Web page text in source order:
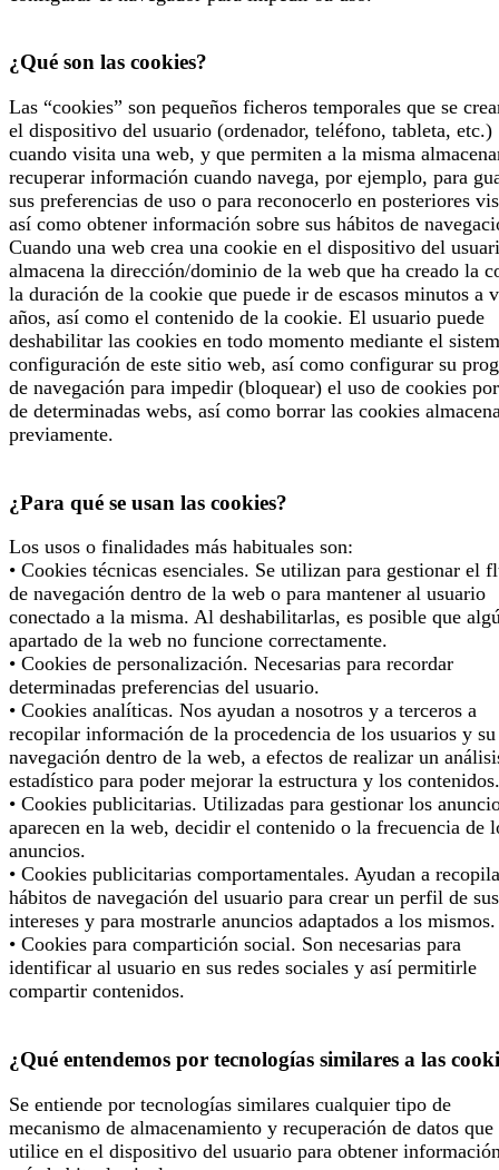
¿Qué son las cookies?
Las “cookies” son pequeños ficheros temporales que se
el dispositivo del usuario (ordenador, teléfono, tableta, etc.)
cuando visita una web, y que permiten a la misma
recuperar información cuando navega, por ejemplo, para
sus preferencias de uso o para reconocerlo en posteriores
así como obtener información sobre sus hábitos de
Cuando una web crea una cookie en el dispositivo del
almacena la dirección/dominio de la web que ha creado la
la duración de la cookie que puede ir de escasos minutos a
años, así como el contenido de la cookie. El usuario puede
deshabilitar las cookies en todo momento mediante el
configuración de este sitio web, así como configurar su
de navegación para impedir (bloquear) el uso de cookies
de determinadas webs, así como borrar las cookies
previamente.
¿Para qué se usan las cookies?
Los usos o finalidades más habituales son:
• Cookies técnicas esenciales. Se utilizan para gestionar el
de navegación dentro de la web o para mantener al usuario
conectado a la misma. Al deshabilitarlas, es posible que
apartado de la web no funcione correctamente.
• Cookies de personalización. Necesarias para recordar
determinadas preferencias del usuario.
• Cookies analíticas. Nos ayudan a nosotros y a terceros a
recopilar información de la procedencia de los usuarios y su
navegación dentro de la web, a efectos de realizar un
estadístico para poder mejorar la estructura y los contenidos.
• Cookies publicitarias. Utilizadas para gestionar los
aparecen en la web, decidir el contenido o la frecuencia de
anuncios.
• Cookies publicitarias comportamentales. Ayudan a
hábitos de navegación del usuario para crear un perfil de sus
intereses y para mostrarle anuncios adaptados a los mismos.
• Cookies para compartición social. Son necesarias para
identificar al usuario en sus redes sociales y así permitirle
compartir contenidos.
¿Qué entendemos por tecnologías similares a las
Se entiende por tecnologías similares cualquier tipo de
mecanismo de almacenamiento y recuperación de datos que
utilice en el dispositivo del usuario para obtener